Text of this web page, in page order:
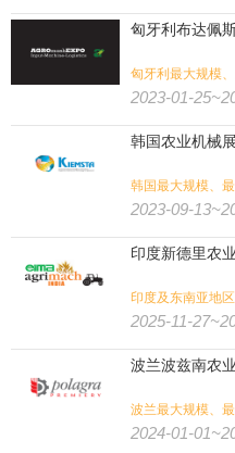
匈牙利布达佩
匈牙利最大规模
2023-01-
韩国农业机械
韩国最大规模、
2023-09-
印度新德里农
印度及东南亚地
2025-11-
波兰波兹南农
波兰最大规模、
2024-01-